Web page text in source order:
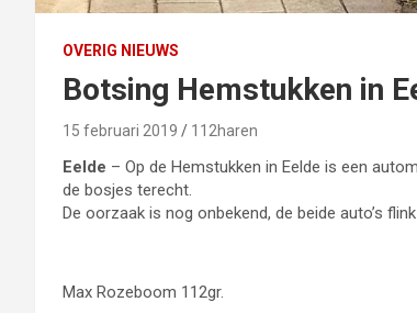
OVERIG NIEUWS
Botsing Hemstukken in
15 februari 2019 112haren
Eelde – Op de Hemstukken in Eelde is een
de bosjes terecht.
De oorzaak is nog onbekend, de beide auto’s
Max Rozeboom 112gr.